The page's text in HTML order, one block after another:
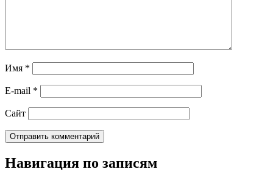
Имя *
E-mail *
Сайт
Навигация по записям